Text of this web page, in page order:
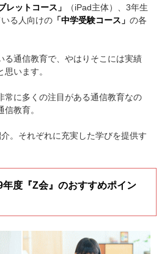
レットコース」
（iPad主体）、3年生
る人向けの 「中学受験コース」の各
る通信教育で、やはりそこには実績
います。
常に多くの注目がある通信教育なの
教育。
。それぞれに充実した学びを提供す
度『Z会』のおすすめポイン